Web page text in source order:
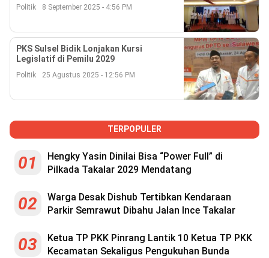
AllPolitik 8 September 2025 - 4:56 PM
PKS Sulsel Bidik Lonjakan Kursi
Legislatif di Pemilu 2029
Politik 25 Agustus 2025 - 12:56 PM
TERPOPULER
01
Hengky Yasin Dinilai Bisa “Power Full” di
Pilkada Takalar 2029 Mendatang
02
Warga Desak Dishub Tertibkan Kendaraan
Parkir Semrawut Dibahu Jalan Ince Takalar
03
Ketua TP PKK Pinrang Lantik 10 Ketua TP PKK
Kecamatan Sekaligus Pengukuhan Bunda